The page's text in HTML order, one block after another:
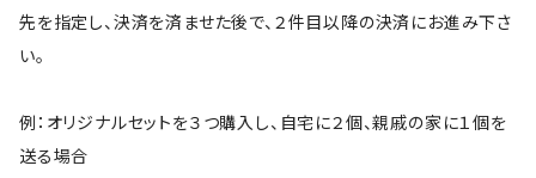
先を指定し、決済を済ませた後で、２件目以降の決済にお進み下さ
い。
例：オリジナルセットを３つ購入し、自宅に２個、親戚の家に１個を
送る場合